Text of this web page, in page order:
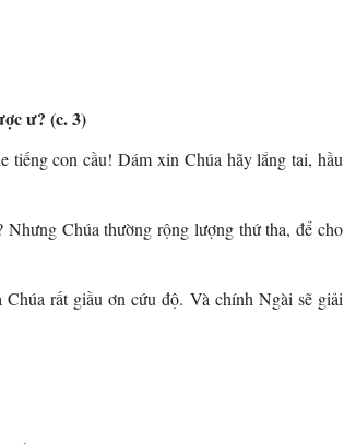
ư? (c. 3)
tiếng con cầu! Dám xin Chúa hãy lắng tai, hầu
Chúa thường rộng lượng thứ tha, để cho
rất giầu ơn cứu độ. Và chính Ngài sẽ giải